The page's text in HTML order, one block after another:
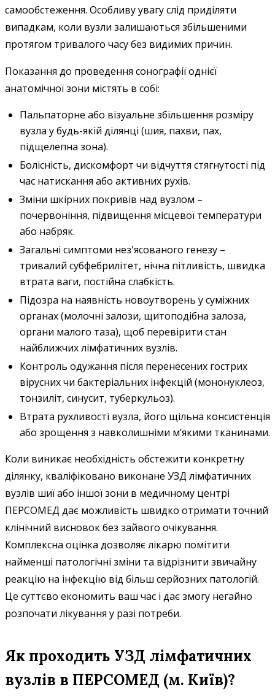
самообстеження. Особливу увагу слід приділяти
випадкам, коли вузли залишаються збільшеними
протягом тривалого часу без видимих причин.
Показання до проведення сонографії однієї
анатомічної зони містять в собі:
Пальпаторне або візуальне збільшення розміру
вузла у будь-якій ділянці (шия, пахви, пах,
підщелепна зона).
Болісність, дискомфорт чи відчуття стягнутості під
час натискання або активних рухів.
Зміни шкірних покривів над вузлом –
почервоніння, підвищення місцевої температури
або набряк.
Загальні симптоми нез'ясованого генезу –
тривалий субфебрилітет, нічна пітливість, швидка
втрата ваги, постійна слабкість.
Підозра на наявність новоутворень у суміжних
органах (молочні залози, щитоподібна залоза,
органи малого таза), щоб перевірити стан
найближчих лімфатичних вузлів.
Контроль одужання після перенесених гострих
вірусних чи бактеріальних інфекцій (мононуклеоз,
тонзиліт, синусит, туберкульоз).
Втрата рухливості вузла, його щільна консистенція
або зрощення з навколишніми м’якими тканинами.
Коли виникає необхідність обстежити конкретну
ділянку, кваліфіковано виконане УЗД лімфатичних
вузлів шиї або іншої зони в медичному центрі
ПЕРСОМЕД дає можливість швидко отримати точний
клінічний висновок без зайвого очікування.
Комплексна оцінка дозволяє лікарю помітити
найменші патологічні зміни та відрізнити звичайну
реакцію на інфекцію від більш серйозних патологій.
Це суттєво економить ваш час і дає змогу негайно
розпочати лікування у разі потреби.
Як проходить УЗД лімфатичних
вузлів в ПЕРСОМЕД (м. Київ)?